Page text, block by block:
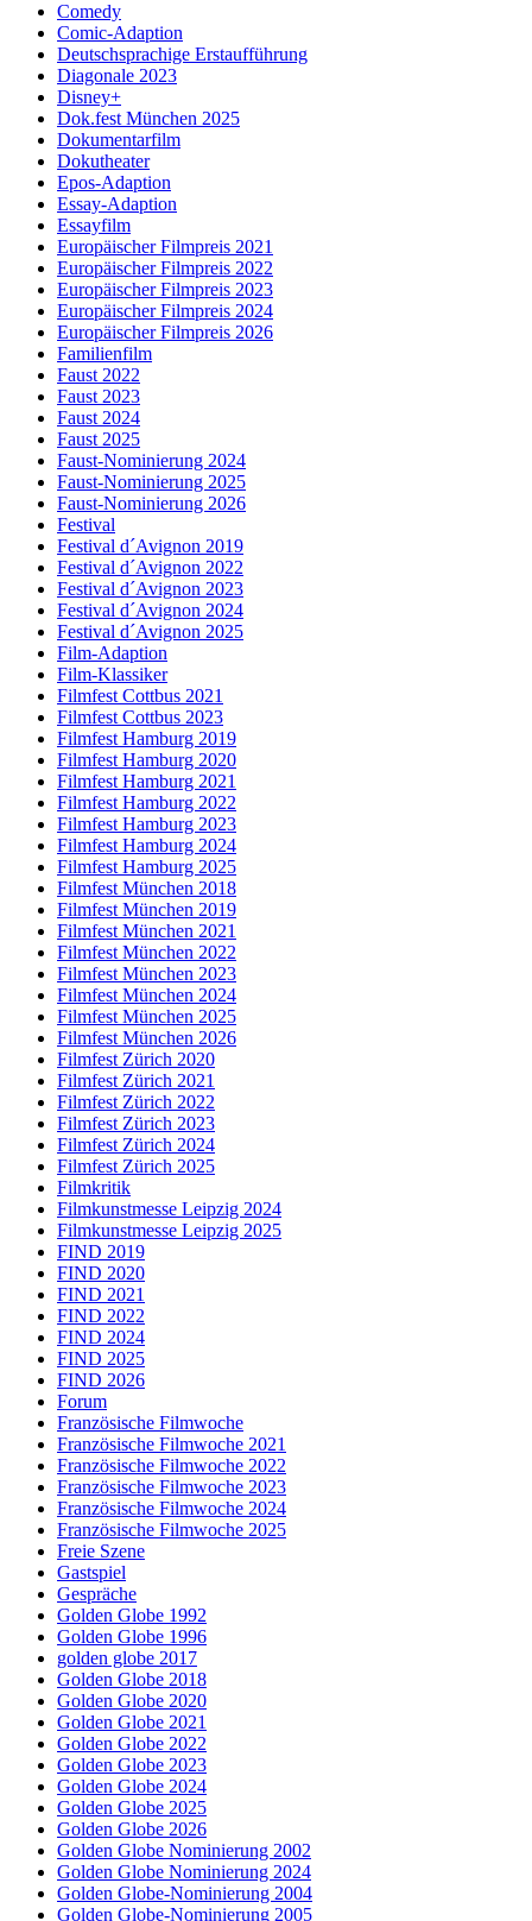
Comedy
Comic-Adaption
Deutschsprachige Erstaufführung
Diagonale 2023
Disney+
Dok.fest München 2025
Dokumentarfilm
Dokutheater
Epos-Adaption
Essay-Adaption
Essayfilm
Europäischer Filmpreis 2021
Europäischer Filmpreis 2022
Europäischer Filmpreis 2023
Europäischer Filmpreis 2024
Europäischer Filmpreis 2026
Familienfilm
Faust 2022
Faust 2023
Faust 2024
Faust 2025
Faust-Nominierung 2024
Faust-Nominierung 2025
Faust-Nominierung 2026
Festival
Festival d´Avignon 2019
Festival d´Avignon 2022
Festival d´Avignon 2023
Festival d´Avignon 2024
Festival d´Avignon 2025
Film-Adaption
Film-Klassiker
Filmfest Cottbus 2021
Filmfest Cottbus 2023
Filmfest Hamburg 2019
Filmfest Hamburg 2020
Filmfest Hamburg 2021
Filmfest Hamburg 2022
Filmfest Hamburg 2023
Filmfest Hamburg 2024
Filmfest Hamburg 2025
Filmfest München 2018
Filmfest München 2019
Filmfest München 2021
Filmfest München 2022
Filmfest München 2023
Filmfest München 2024
Filmfest München 2025
Filmfest München 2026
Filmfest Zürich 2020
Filmfest Zürich 2021
Filmfest Zürich 2022
Filmfest Zürich 2023
Filmfest Zürich 2024
Filmfest Zürich 2025
Filmkritik
Filmkunstmesse Leipzig 2024
Filmkunstmesse Leipzig 2025
FIND 2019
FIND 2020
FIND 2021
FIND 2022
FIND 2024
FIND 2025
FIND 2026
Forum
Französische Filmwoche
Französische Filmwoche 2021
Französische Filmwoche 2022
Französische Filmwoche 2023
Französische Filmwoche 2024
Französische Filmwoche 2025
Freie Szene
Gastspiel
Gespräche
Golden Globe 1992
Golden Globe 1996
golden globe 2017
Golden Globe 2018
Golden Globe 2020
Golden Globe 2021
Golden Globe 2022
Golden Globe 2023
Golden Globe 2024
Golden Globe 2025
Golden Globe 2026
Golden Globe Nominierung 2002
Golden Globe Nominierung 2024
Golden Globe-Nominierung 2004
Golden Globe-Nominierung 2005